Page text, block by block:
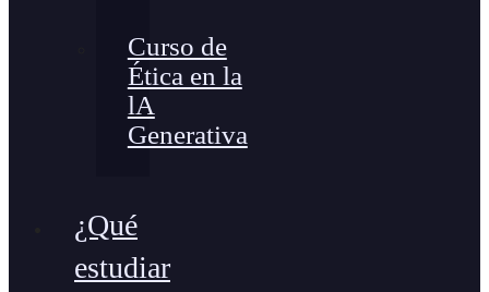
Curso de
Ética en la
lA
Generativa
¿Qué
estudiar